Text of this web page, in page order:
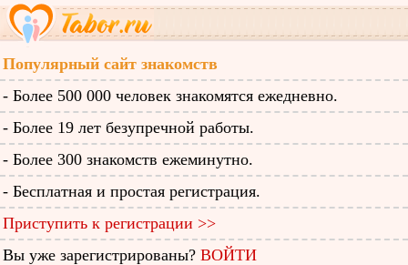
Популярный сайт знакомств
- Более 500 000 человек знакомятся ежедневно.
- Более 19 лет безупречной работы.
- Более 300 знакомств ежеминутно.
- Бесплатная и простая регистрация.
Приступить к регистрации >>
Вы уже зарегистрированы? ВОЙТИ